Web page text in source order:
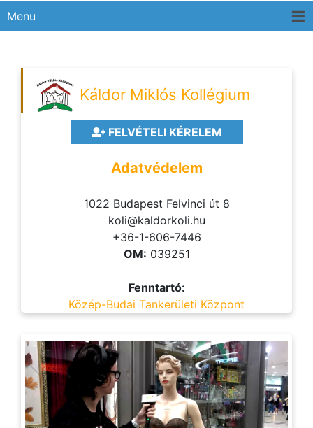
Menu
Káldor Miklós Kollégium
FELVÉTELI KÉRELEM
Adatvédelem
1022 Budapest Felvinci út 8
koli@kaldorkoli.hu
+36-1-606-7446
OM: 039251
Fenntartó:
Közép-Budai Tankerületi Központ